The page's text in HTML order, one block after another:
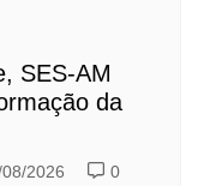
SES-AM
da
2026 0